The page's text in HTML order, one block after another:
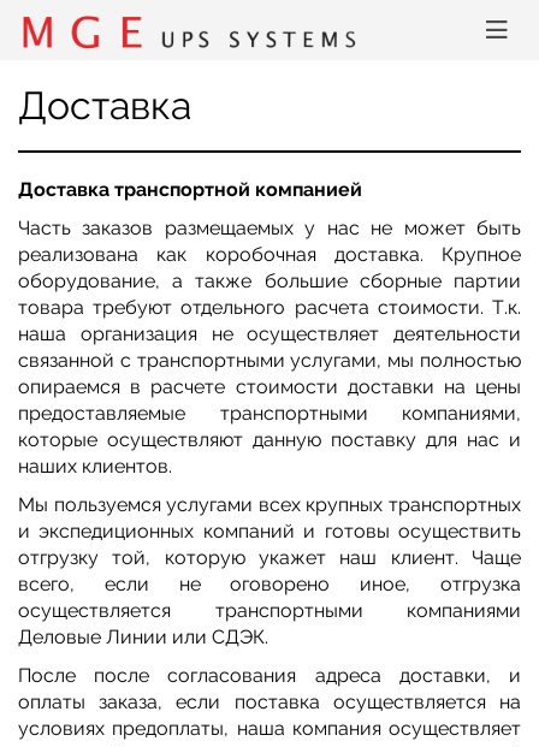
Доставка
Доставка транспортной компанией
Часть заказов размещаемых у нас не может быть
реализована как коробочная доставка. Крупное
оборудование, а также большие сборные партии
товара требуют отдельного расчета стоимости. Т.к.
наша организация не осуществляет деятельности
связанной с транспортными услугами, мы полностью
опираемся в расчете стоимости доставки на цены
предоставляемые транспортными компаниями,
которые осуществляют данную поставку для нас и
наших клиентов.
Мы пользуемся услугами всех крупных транспортных
и экспедиционных компаний и готовы осуществить
отгрузку той, которую укажет наш клиент. Чаще
всего, если не оговорено иное, отгрузка
осуществляется транспортными компаниями
Деловые Линии или СДЭК.
После после согласования адреса доставки, и
оплаты заказа, если поставка осуществляется на
условиях предоплаты, наша компания осуществляет